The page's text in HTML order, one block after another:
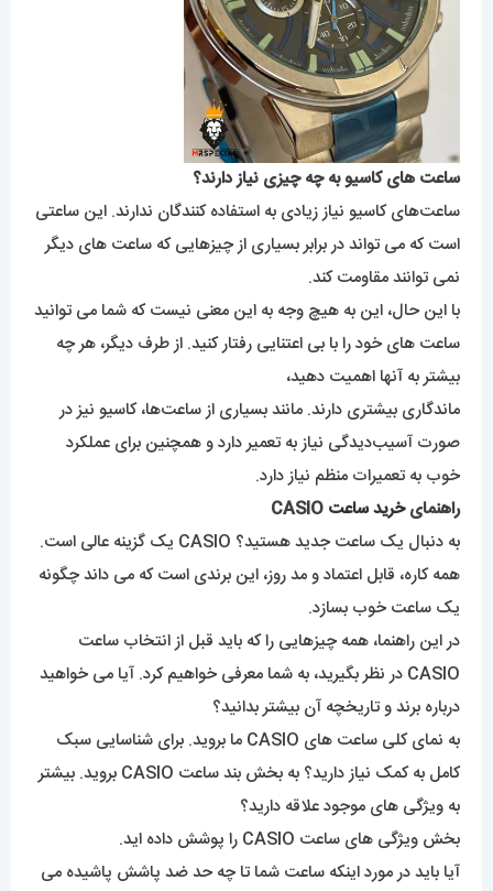
ساعت های کاسیو به چه چیزی نیاز دارند؟
ساعت‌های کاسیو نیاز زیادی به استفاده کنندگان ندارند. این ساعتی
است که می تواند در برابر بسیاری از چیزهایی که ساعت های دیگر
نمی توانند مقاومت کند.
با این حال، این به هیچ وجه به این معنی نیست که شما می توانید
ساعت های خود را با بی اعتنایی رفتار کنید. از طرف دیگر، هر چه
بیشتر به آنها اهمیت دهید،
ماندگاری بیشتری دارند. مانند بسیاری از ساعت‌ها، کاسیو نیز در
صورت آسیب‌دیدگی نیاز به تعمیر دارد و همچنین برای عملکرد
خوب به تعمیرات منظم نیاز دارد.
راهنمایخرید ساعت
به دنبال یک ساعت جدید هستید؟ CASIO یک گزینه عالی است.
همه کاره، قابل اعتماد و مد روز، این برندی است که می داند چگونه
یک ساعت خوب بسازد.
در این راهنما، همه چیزهایی را که باید قبل از انتخاب ساعت
CASIO در نظر بگیرید، به شما معرفی خواهیم کرد. آیا می خواهید
درباره برند و تاریخچه آن بیشتر بدانید؟
به نمای کلی ساعت های CASIO ما بروید. برای شناسایی سبک
کامل به کمک نیاز دارید؟ به بخش بند ساعت CASIO بروید. بیشتر
به ویژگی های موجود علاقه دارید؟
بخش ویژگی های ساعت CASIO را پوشش داده اید.
آیا باید در مورد اینکه ساعت شما تا چه حد ضد پاشش پاشیده می